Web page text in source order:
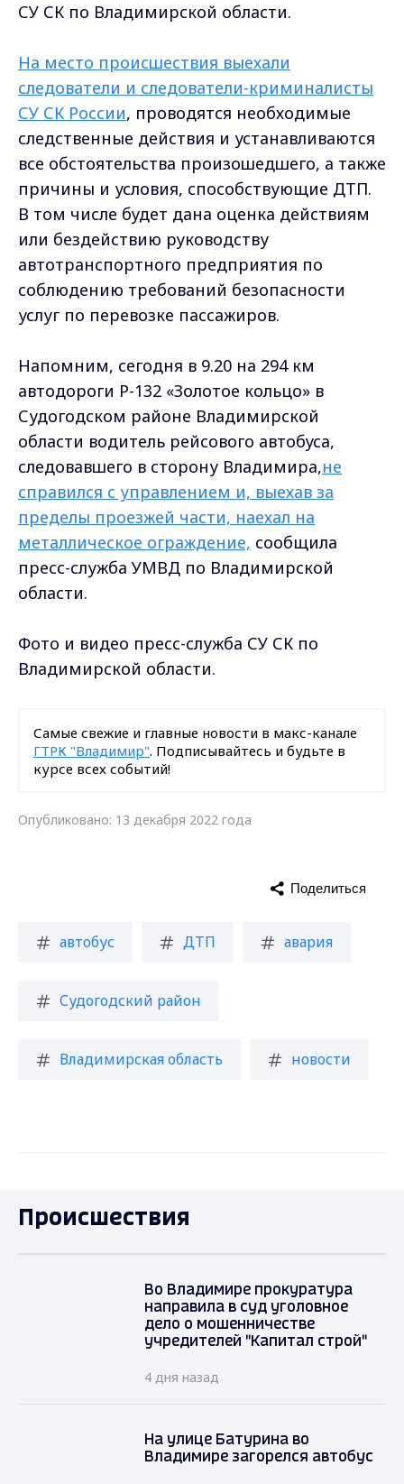
СУ СК по Владимирской области.
На место происшествия выехали
следователи и следователи-криминалисты
СУ СК России, проводятся необходимые
следственные действия и устанавливаются
все обстоятельства произошедшего, а также
причины и условия, способствующие ДТП.
В том числе будет дана оценка действиям
или бездействию руководству
автотранспортного предприятия по
соблюдению требований безопасности
услуг по перевозке пассажиров.
Напомним, сегодня в 9.20 на 294 км
автодороги Р-132 «Золотое кольцо» в
Судогодском районе Владимирской
области водитель рейсового автобуса,
следовавшего в сторону Владимира,не
справился с управлением и, выехав за
пределы проезжей части, наехал на
металлическое ограждение, сообщила
пресс-служба УМВД по Владимирской
области.
Фото и видео пресс-служба СУ СК по
Владимирской области.
Самые свежие и главные новости в макс-канале
ГТРК "Владимир". Подписывайтесь и будьте в
курсе всех событий!
Опубликовано: 13 декабря 2022 года
автобус ДТП авария
Судогодский район
Владимирская область новости
Поделиться
Происшествия
Во Владимире прокуратура
направила в суд уголовное
дело о мошенничестве
учредителей "Капитал строй"
4 дня назад
На улице Батурина во
Владимире загорелся автобус